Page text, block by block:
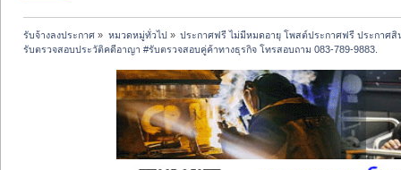
รับจ้างลงประกาศ » หมวดหมู่ทั่วไป» ประกาศฟรี ไม่มีหมดอายุ โพสต์ประกาศฟรี ประกาศ
รับตรวจสอบประวัติคดีอาญา #รับตรวจสอบคู่ค้าทางธุรกิจ โทรสอบถาม 083-789-9883.